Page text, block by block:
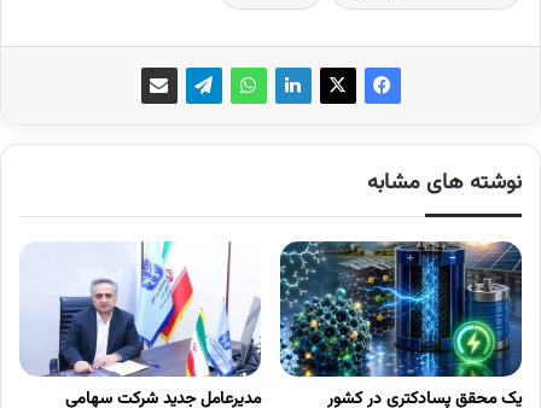
نوشته های مشابه
یک محقق پسادکتری در کشور مدیرعامل جدید شرکت سهامی